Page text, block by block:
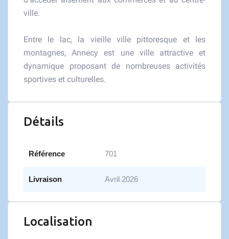
ville.
Entre le lac, la vieille ville pittoresque et les
montagnes, Annecy est une ville attractive et
dynamique proposant de nombreuses activités
sportives et culturelles.
Détails
Référence 701
Livraison Avril 2026
Localisation